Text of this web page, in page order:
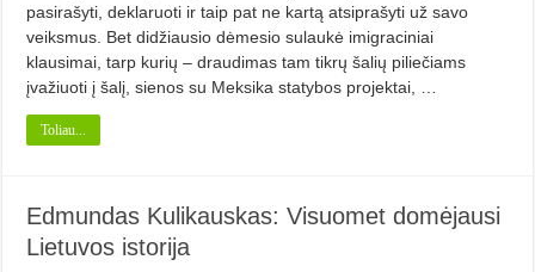
pasirašyti, deklaruoti ir taip pat ne kartą atsiprašyti už savo
veiksmus. Bet didžiausio dėmesio sulaukė imigraciniai
klausimai, tarp kurių – draudimas tam tikrų šalių piliečiams
įvažiuoti į šalį, sienos su Meksika statybos projektai, …
Toliau...
Edmundas Kulikauskas: Visuomet domėjausi
Lietuvos istorija